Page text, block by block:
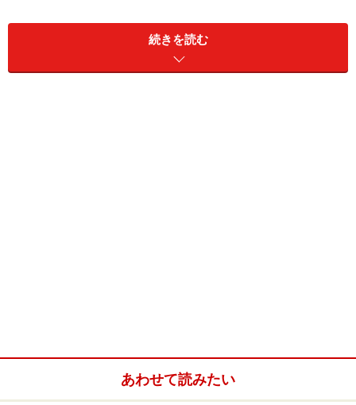
フランス語でチョコレートケーキ
のこと。ガトーはケーキ、ショコラはチョコレートとい
続きを読む
あわせて読みたい